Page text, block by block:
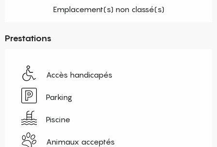
Emplacement(s) non classé(s)
Prestations
Accès handicapés
Parking
Piscine
Animaux acceptés